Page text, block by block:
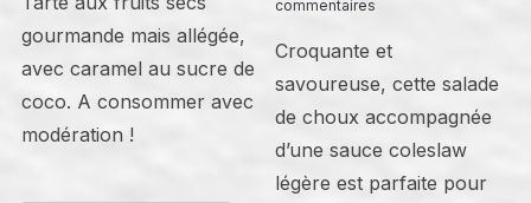
gourmande mais allégée,
avec caramel au sucre de
coco. A consommer avec
modération !
commentaires
Croquante et
savoureuse, cette salade
de choux accompagnée
d’une sauce coleslaw
légère est parfaite pour